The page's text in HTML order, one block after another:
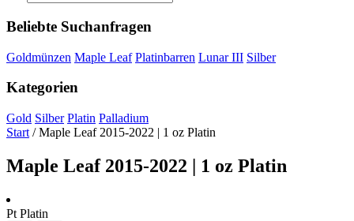
Beliebte Suchanfragen
Goldmünzen Maple Leaf Platinbarren Lunar III Silber
Kategorien
Gold Silber Platin Palladium
Start / Maple Leaf 2015-2022 | 1 oz Platin
Maple Leaf 2015-2022 | 1 oz Platin
Pt Platin